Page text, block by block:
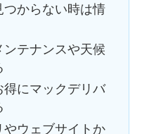
からない時は情
テナンスや天候
得にマックデリバ
ウェブサイトか